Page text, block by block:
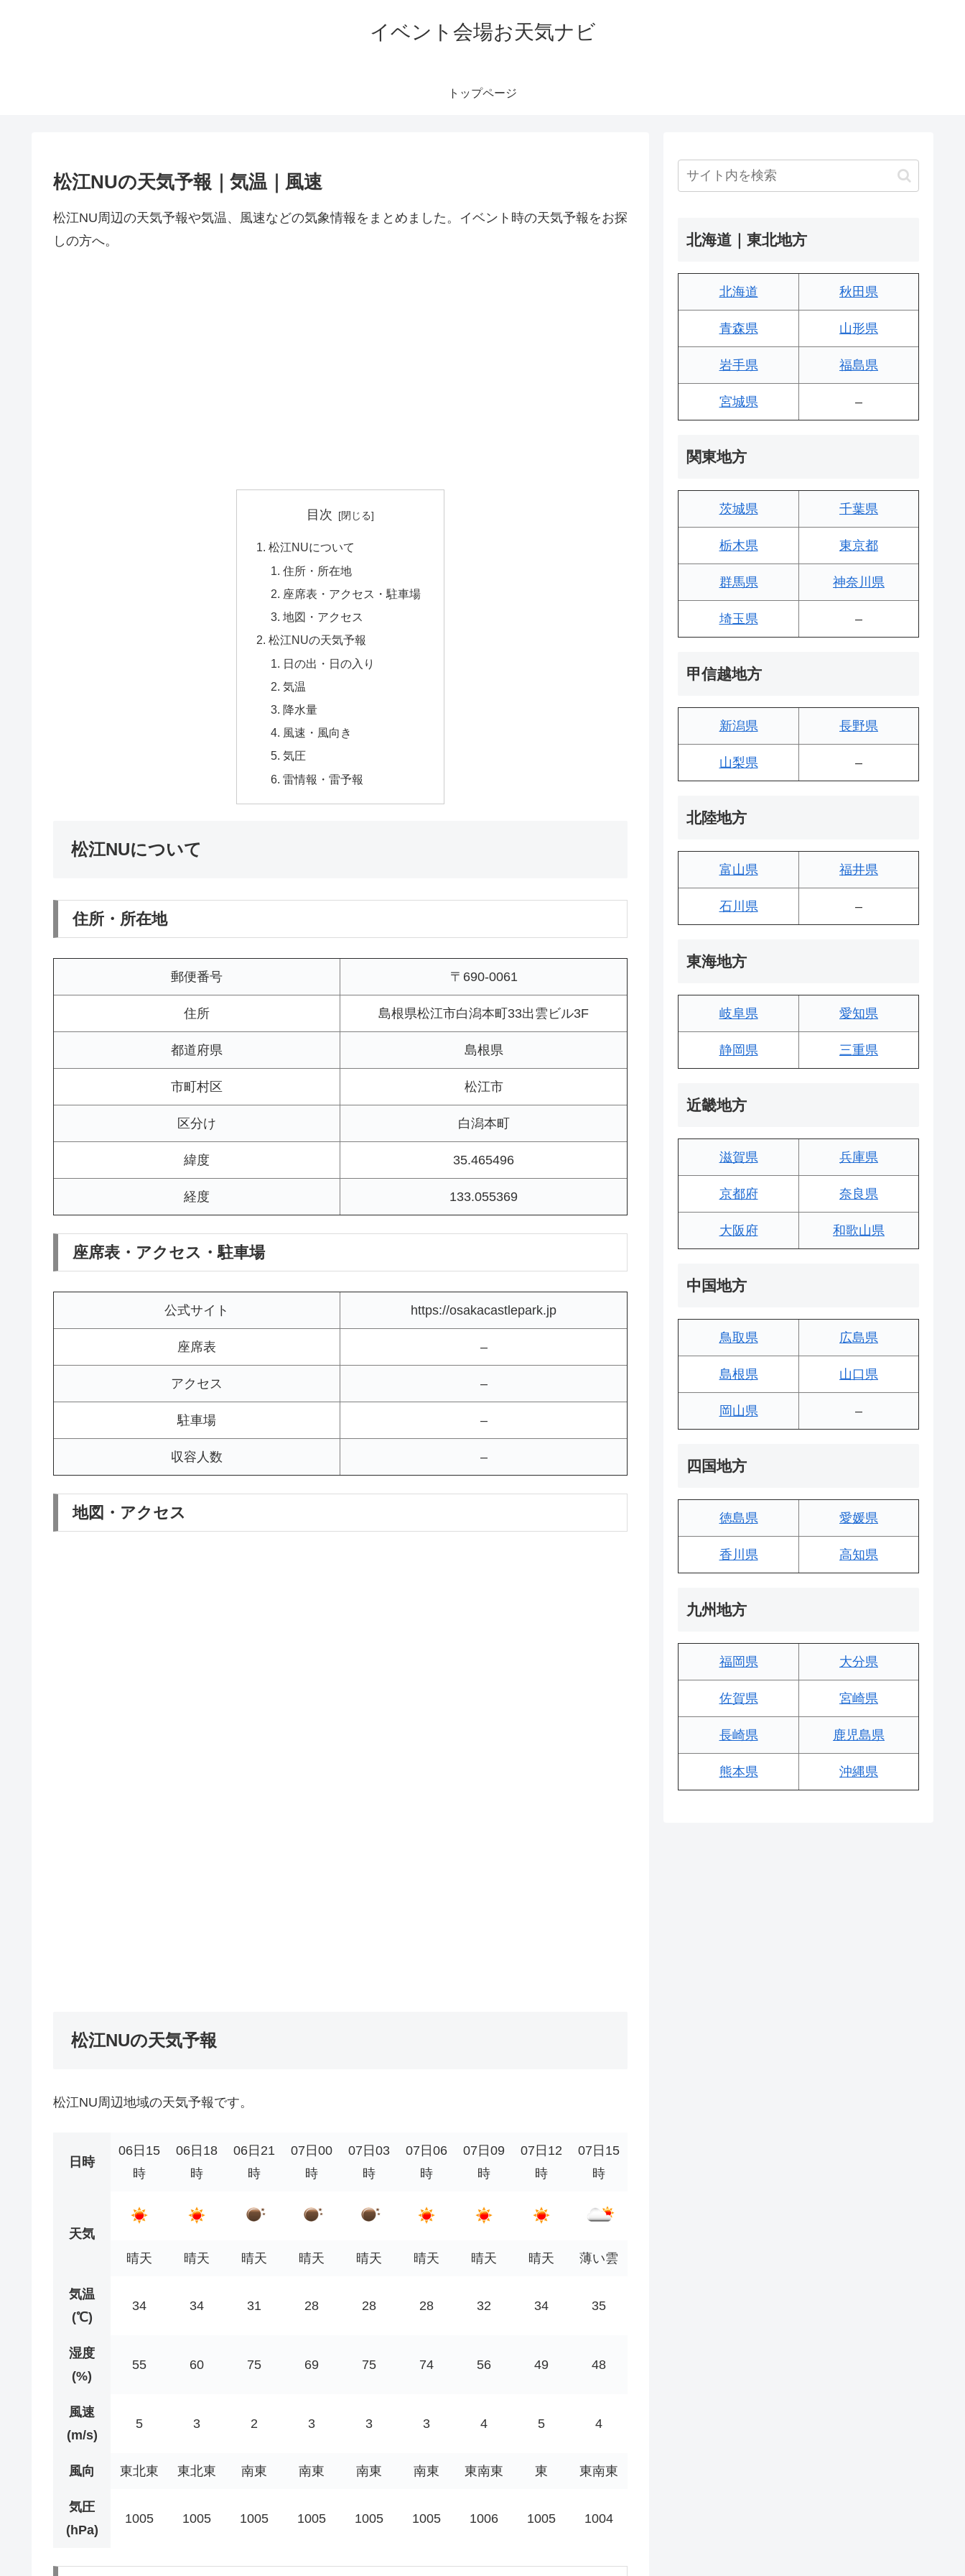
イベント会場お天気ナビ
トップページ
松江NUの天気予報｜気温｜風速
松江NU周辺の天気予報や気温、風速などの気象情報をまとめました。イベント時の天気予報をお探
しの方へ。
目次
松江NUについて
住所・所在地
座席表・アクセス・駐車場
地図・アクセス
松江NUの天気予報
日の出・日の入り
気温
降水量
風速・風向き
気圧
雷情報・雷予報
松江NUについて
住所・所在地
郵便番号 〒690-0061
住所 島根県松江市白潟本町33出雲ビル3F
都道府県 島根県
市町村区 松江市
区分け 白潟本町
緯度 35.465496
経度 133.055369
座席表・アクセス・駐車場
公式サイト https://osakacastlepark.jp
座席表 –
アクセス –
駐車場 –
収容人数 –
地図・アクセス
松江NUの天気予報
松江NU周辺地域の天気予報です。
日時
06日15
時
06日18
時
06日21
時
07日00
時
07日03
時
07日06
時
07日09
時
07日12
時
07日15
時
天気
晴天
晴天 晴天 晴天 晴天 晴天 晴天 晴天 薄い雲
気温
(℃)
34 34 31 28 28 28 32 34 35
湿度
(%)
55 60 75 69 75 74 56 49 48
風速
(m/s)
5 3 2 3 3 3 4 5 4
風向 東北東 東北東 南東 南東 南東 南東 東南東 東 東南東
気圧
(hPa)
1005 1005 1005 1005 1005 1005 1006 1005 1004
北海道｜東北地方
北海道 秋田県
青森県 山形県
岩手県 福島県
宮城県 –
関東地方
茨城県 千葉県
栃木県 東京都
群馬県 神奈川県
埼玉県 –
甲信越地方
新潟県 長野県
山梨県 –
北陸地方
富山県 福井県
石川県 –
東海地方
岐阜県 愛知県
静岡県 三重県
近畿地方
滋賀県 兵庫県
京都府 奈良県
大阪府 和歌山県
中国地方
鳥取県 広島県
島根県 山口県
岡山県 –
四国地方
徳島県 愛媛県
香川県 高知県
九州地方
福岡県 大分県
佐賀県 宮崎県
長崎県 鹿児島県
熊本県 沖縄県